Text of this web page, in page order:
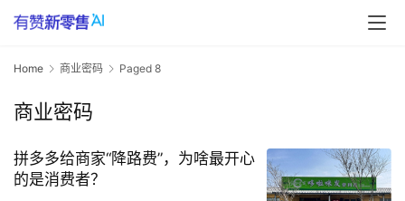
Home 商业密码 Paged 8
商业密码
拼多多给商家“降路费”，为啥最开心
的是消费者？